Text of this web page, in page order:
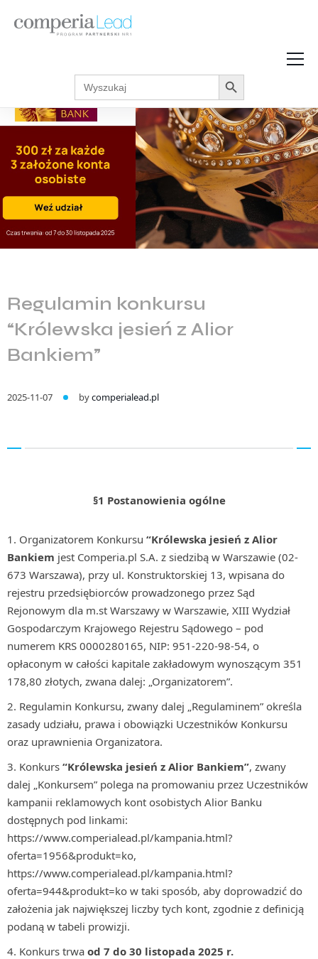
Strefa Wiedzy
Podcasty
Zarabiaj w internecie
Akcje promocyjne
Regulaminy
Search
for:
Search Button
Regulamin konkursu
“Królewska jesień z Alior
Bankiem”
2025-11-07 bycomperialead.pl
§1 Postanowienia ogólne
Organizatorem Konkursu “Królewska jesień z Alior
Bankiem jest Comperia.pl S.A. z siedzibą w Warszawie (02-
673 Warszawa), przy ul. Konstruktorskiej 13, wpisana do
rejestru przedsiębiorców prowadzonego przez Sąd
Rejonowym dla m.st Warszawy w Warszawie, XIII Wydział
Gospodarczym Krajowego Rejestru Sądowego – pod
numerem KRS 0000280165, NIP: 951-220-98-54, o
opłaconym w całości kapitale zakładowym wynoszącym 351
178,80 złotych, zwana dalej: „Organizatorem”.
Regulamin Konkursu, zwany dalej „Regulaminem” określa
zasady udziału, prawa i obowiązki Uczestników Konkursu
oraz uprawnienia Organizatora.
Konkurs “Królewska jesień z Alior Bankiem”, zwany
dalej „Konkursem” polega na promowaniu przez Uczestników
kampanii reklamowych kont osobistych Alior Banku
dostępnych pod linkami:
https://www.comperialead.pl/kampania.html?
oferta=1956&produkt=ko,
https://www.comperialead.pl/kampania.html?
oferta=944&produkt=ko w taki sposób, aby doprowadzić do
założenia jak największej liczby tych kont, zgodnie z definicją
podaną w tabeli prowizji.
Konkurs trwa od 7 do 30 listopada 2025 r.